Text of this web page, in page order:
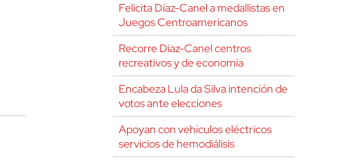
Felicita Díaz-Canel a medallistas en
Juegos Centroamericanos
Recorre Díaz-Canel centros
recreativos y de economía
Encabeza Lula da Silva intención de
votos ante elecciones
Apoyan con vehículos eléctricos
servicios de hemodiálisis